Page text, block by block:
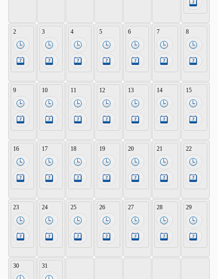
2 3 4 5 6 7 8
9 10 11 12 13 14 15
16 17 18 19 20 21 22
23 24 25 26 27 28 29
30 31